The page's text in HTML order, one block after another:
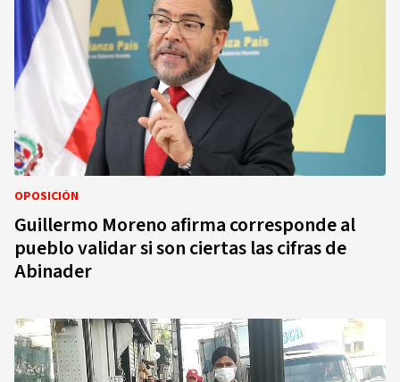
OPOSICIÓN
Guillermo Moreno afirma corresponde al
pueblo validar si son ciertas las cifras de
Abinader